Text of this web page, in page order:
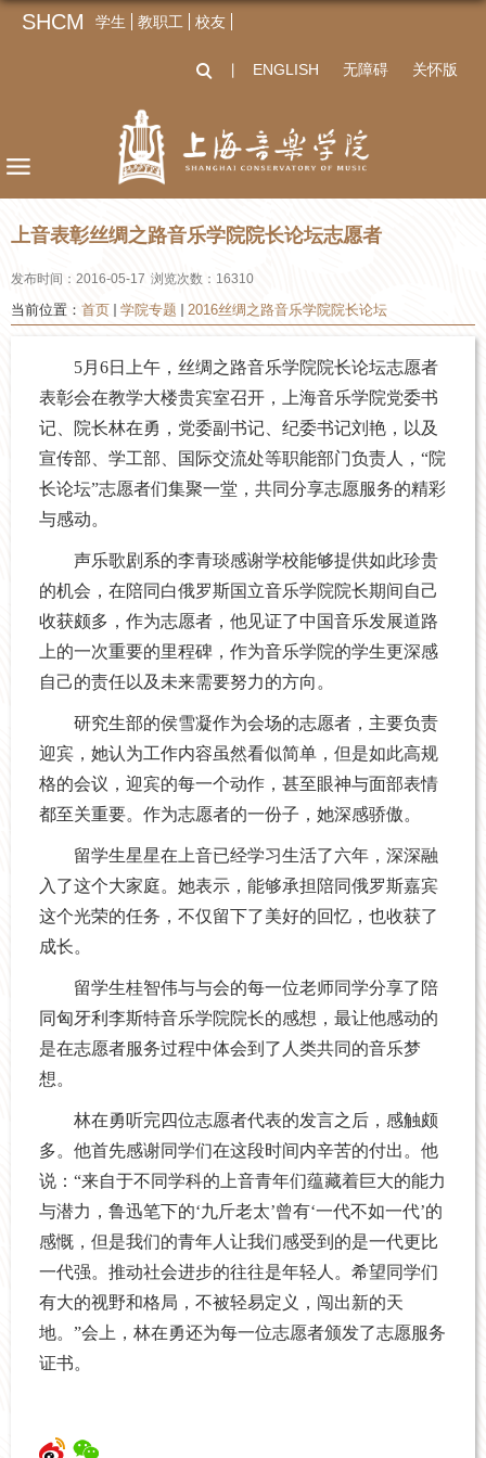
SHCM 学生 教职工 校友
ENGLISH 无障碍 关怀版
上音表彰丝绸之路音乐学院院长论坛志愿者
发布时间：2016-05-17 浏览次数： 16310
当前位置： 首页 学院专题 2016丝绸之路音乐学院院长论坛
5月6日上午，丝绸之路音乐学院院长论坛志愿者
表彰会在教学大楼贵宾室召开，上海音乐学院党委书
记、院长林在勇，党委副书记、纪委书记刘艳，以及
宣传部、学工部、国际交流处等职能部门负责人，“院
长论坛”志愿者们集聚一堂，共同分享志愿服务的精彩
与感动。
声乐歌剧系的李青琰感谢学校能够提供如此珍贵
的机会，在陪同白俄罗斯国立音乐学院院长期间自己
收获颇多，作为志愿者，他见证了中国音乐发展道路
上的一次重要的里程碑，作为音乐学院的学生更深感
自己的责任以及未来需要努力的方向。
研究生部的侯雪凝作为会场的志愿者，主要负责
迎宾，她认为工作内容虽然看似简单，但是如此高规
格的会议，迎宾的每一个动作，甚至眼神与面部表情
都至关重要。作为志愿者的一份子，她深感骄傲。
留学生星星在上音已经学习生活了六年，深深融
入了这个大家庭。她表示，能够承担陪同俄罗斯嘉宾
这个光荣的任务，不仅留下了美好的回忆，也收获了
成长。
留学生桂智伟与与会的每一位老师同学分享了陪
同匈牙利李斯特音乐学院院长的感想，最让他感动的
是在志愿者服务过程中体会到了人类共同的音乐梦
想。
林在勇听完四位志愿者代表的发言之后，感触颇
多。他首先感谢同学们在这段时间内辛苦的付出。他
说：“来自于不同学科的上音青年们蕴藏着巨大的能力
与潜力，鲁迅笔下的‘九斤老太’曾有‘一代不如一代’的
感慨，但是我们的青年人让我们感受到的是一代更比
一代强。推动社会进步的往往是年轻人。希望同学们
有大的视野和格局，不被轻易定义，闯出新的天
地。”会上，林在勇还为每一位志愿者颁发了志愿服务
证书。